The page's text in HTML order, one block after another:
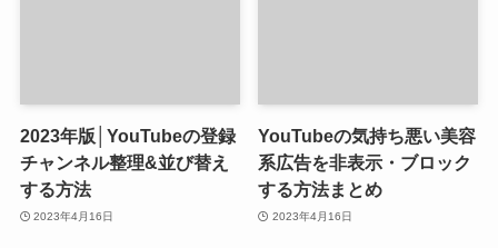
2023年版│YouTubeの登録
チャンネル整理&並び替え
する方法
2023年4月16日
YouTubeの気持ち悪い美容
系広告を非表示・ブロック
する方法まとめ
2023年4月16日